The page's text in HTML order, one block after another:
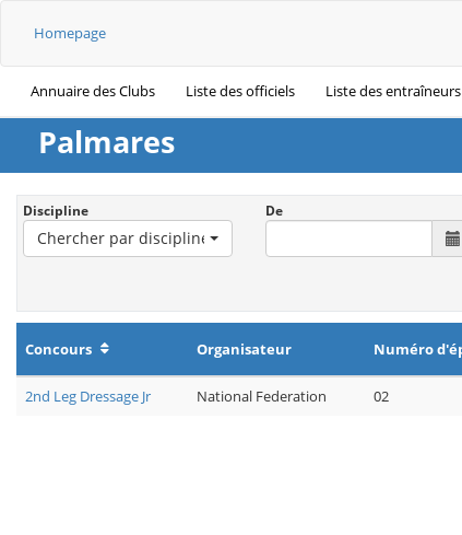
Homepage
Annuaire des Clubs Liste des officiels Liste des entraîneurs
Palmares
Discipline
Chercher par discipline
De
Concours Organisateur Numéro
2nd Leg Dressage Jr National Federation 02